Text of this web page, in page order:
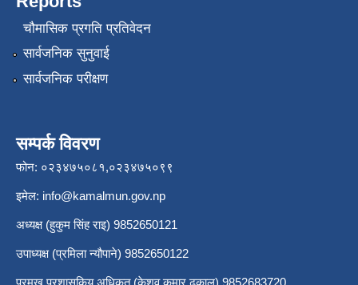
चौमासिक प्रगति प्रतिवेदन
सार्वजनिक सुनुवाई
सार्वजनिक परीक्षण
सम्पर्क विवरण
फोन: ०२३४७५०८१,०२३४७५०९९
इमेल: info@kamalmun.gov.np
अध्यक्ष (हुकुम सिंह राइ) 9852650121
उपाध्यक्ष (प्रमिला न्यौपाने) 9852650122
प्रमुख प्रशासकिय अधिकृत (केशव कुमार ढकाल) 9852683720